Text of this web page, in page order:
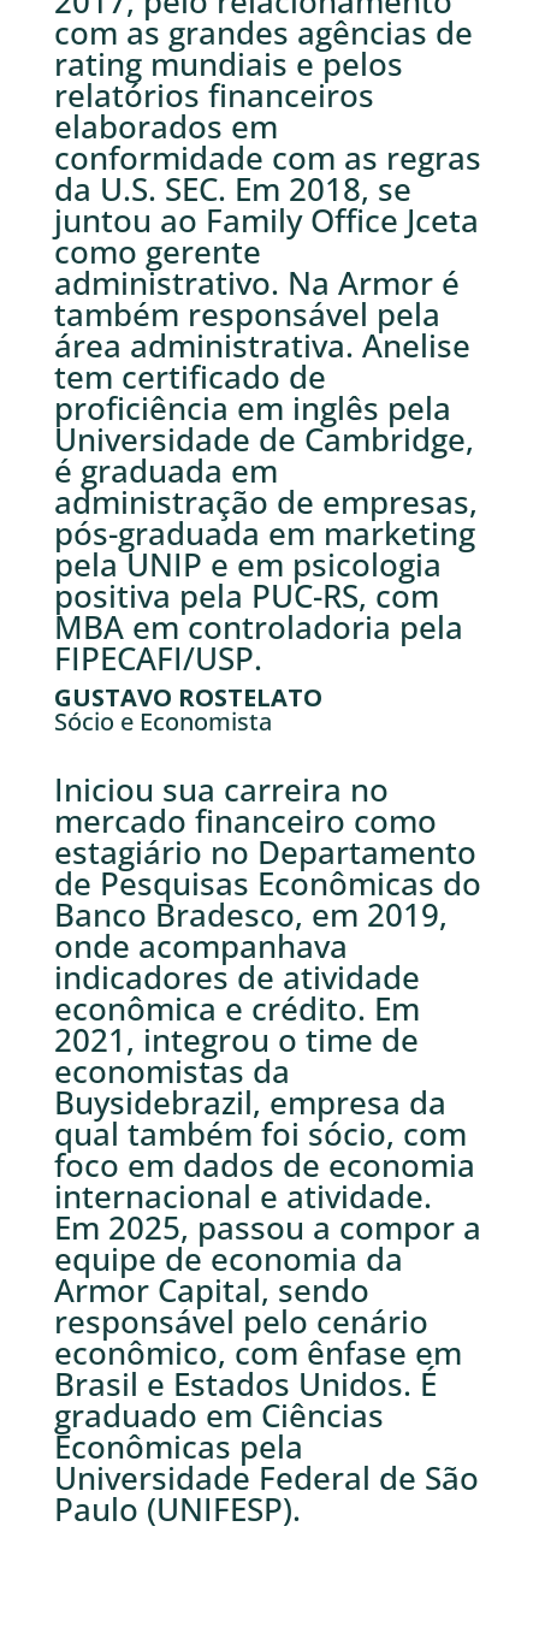
com as grandes agências de
rating mundiais e pelos
relatórios financeiros
elaborados em
conformidade com as regras
da U.S. SEC. Em 2018, se
juntou ao Family Office Jceta
como gerente
administrativo. Na Armor é
também responsável pela
área administrativa. Anelise
tem certificado de
proficiência em inglês pela
Universidade de Cambridge,
é graduada em
administração de empresas,
pós-graduada em marketing
pela UNIP e em psicologia
positiva pela PUC-RS, com
MBA em controladoria pela
FIPECAFI/USP.
GUSTAVO ROSTELATO
Sócio e Economista
Iniciou sua carreira no
mercado financeiro como
estagiário no Departamento
de Pesquisas Econômicas do
Banco Bradesco, em 2019,
onde acompanhava
indicadores de atividade
econômica e crédito. Em
2021, integrou o time de
economistas da
Buysidebrazil, empresa da
qual também foi sócio, com
foco em dados de economia
internacional e atividade.
Em 2025, passou a compor a
equipe de economia da
Armor Capital, sendo
responsável pelo cenário
econômico, com ênfase em
Brasil e Estados Unidos. É
graduado em Ciências
Econômicas pela
Universidade Federal de São
Paulo (UNIFESP).